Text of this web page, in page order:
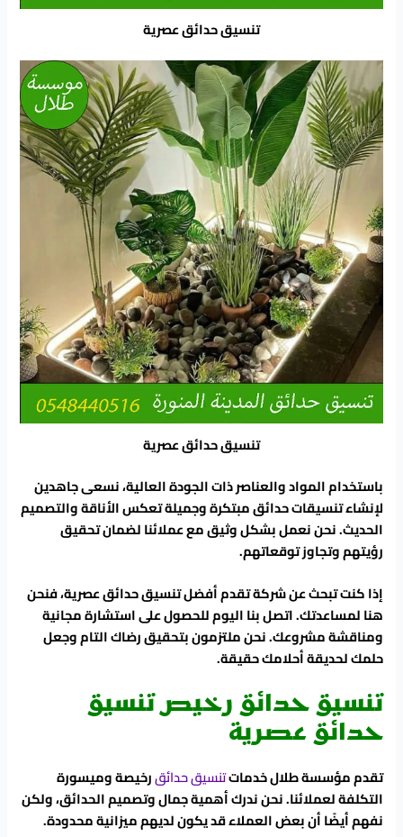
تنسيق حدائق عصرية
تنسيق حدائق عصرية
باستخدام المواد والعناصر ذات الجودة العالية، نسعى جاهدين
لإنشاء تنسيقات حدائق مبتكرة وجميلة تعكس الأناقة والتصميم
الحديث. نحن نعمل بشكل وثيق مع عملائنا لضمان تحقيق
رؤيتهم وتجاوز توقعاتهم.
إذا كنت تبحث عن شركة تقدم أفضل تنسيق حدائق عصرية، فنحن
هنا لمساعدتك. اتصل بنا اليوم للحصول على استشارة مجانية
ومناقشة مشروعك. نحن ملتزمون بتحقيق رضاك التام وجعل
حلمك لحديقة أحلامك حقيقة.
تنسيق حدائق رخيص تنسيق
حدائق عصرية
تقدم مؤسسة طلال خدماتتنسيق حدائقرخيصة وميسورة
التكلفة لعملائنا. نحن ندرك أهمية جمال وتصميم الحدائق، ولكن
نفهم أيضًا أن بعض العملاء قد يكون لديهم ميزانية محدودة.